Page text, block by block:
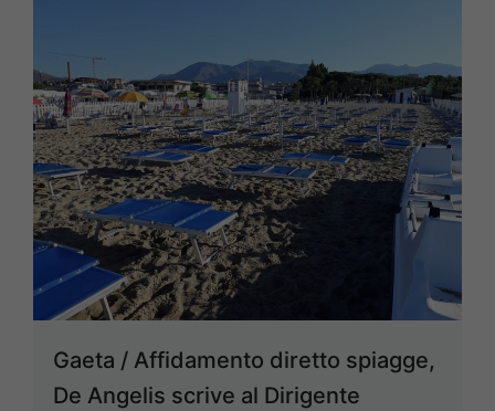
Gaeta / Affidamento diretto spiagge,
De Angelis scrive al Dirigente